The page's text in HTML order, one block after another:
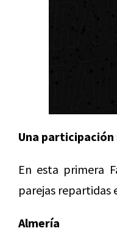
Una
En esta primera
parejas repartidas
Almería